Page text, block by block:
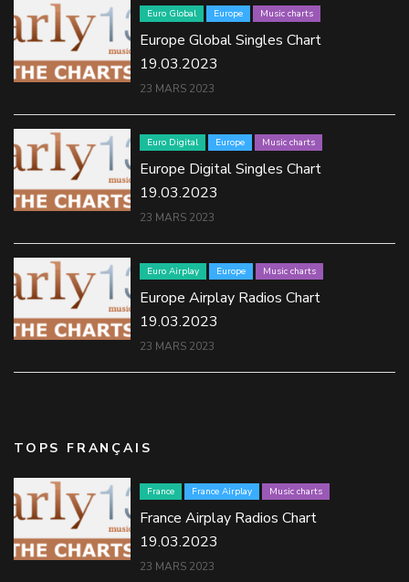
Euro Global Europe Music charts
Europe Global Singles Chart
19.03.2023
23 MARS 2023
Euro Digital Europe Music charts
Europe Digital Singles Chart
19.03.2023
23 MARS 2023
Euro Airplay Europe Music charts
Europe Airplay Radios Chart
19.03.2023
23 MARS 2023
TOPS FRANÇAIS
France France Airplay Music charts
France Airplay Radios Chart
19.03.2023
23 MARS 2023